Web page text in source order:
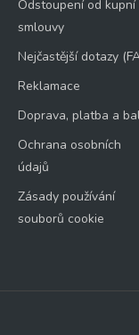
Odstoupení od kupní
smlouvy
Nejčastější dotazy
Reklamace
Doprava, platba a
Ochrana osobních
údajů
Zásady používání
souborů cookie